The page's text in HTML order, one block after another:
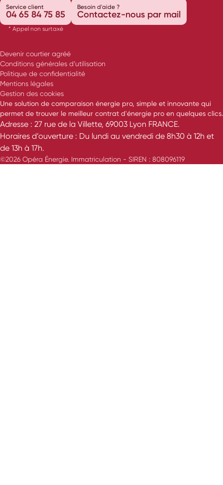
Service client
04 65 84 75 85
* Appel non surtaxé
Besoin d'aide ?
Contactez-nous par mail
Devenir courtier agréé
Conditions générales d’utilisation
Politique de confidentialité
Mentions légales
Gestion des cookies
Une solution de comparaison énergie pro, simple et innovante qui
permet de trouver le meilleur contrat d'énergie pro en quelques clics.
Adresse : 27 rue de la Villette, 69003 Lyon FRANCE.
Horaires d’ouverture : Du lundi au vendredi de 8h30 à 12h et
de 13h à 17h.
©2026 Opéra Énergie. Immatriculation - SIREN : 808096119